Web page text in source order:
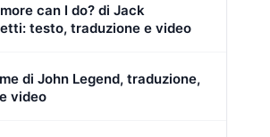
can I do? di Jack
testo, traduzione e video
di John Legend, traduzione,
video